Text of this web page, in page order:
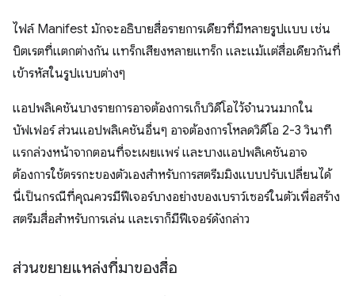
ไฟล์ Manifest มักจะอธิบายสื่อรายการเดียวที่มีหลายรูปแบบ เช่น
บิตเรตที่แตกต่างกัน แทร็กเสียงหลายแทร็ก และแม้แต่สื่อเดียวกันที่
เข้ารหัสในรูปแบบต่างๆ
แอปพลิเคชันบางรายการอาจต้องการเก็บวิดีโอไว้จำนวนมากใน
บัฟเฟอร์ ส่วนแอปพลิเคชันอื่นๆ อาจต้องการโหลดวิดีโอ 2-3 วินาที
แรกล่วงหน้าจากตอนที่จะเผยแพร่ และบางแอปพลิเคชันอาจ
ต้องการใช้ตรรกะของตัวเองสำหรับการสตรีมมิงแบบปรับเปลี่ยนได้
นี่เป็นกรณีที่คุณควรมีฟีเจอร์บางอย่างของเบราว์เซอร์ในตัวเพื่อสร้าง
สตรีมสื่อสำหรับการเล่น และเราก็มีฟีเจอร์ดังกล่าว
ส่วนขยายแหล่งที่มาของสื่อ